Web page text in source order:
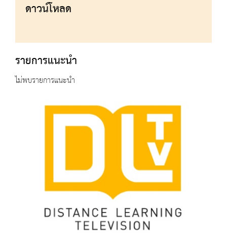
ดาวน์โหลด
รายการแนะนำ
ไม่พบรายการแนะนำ